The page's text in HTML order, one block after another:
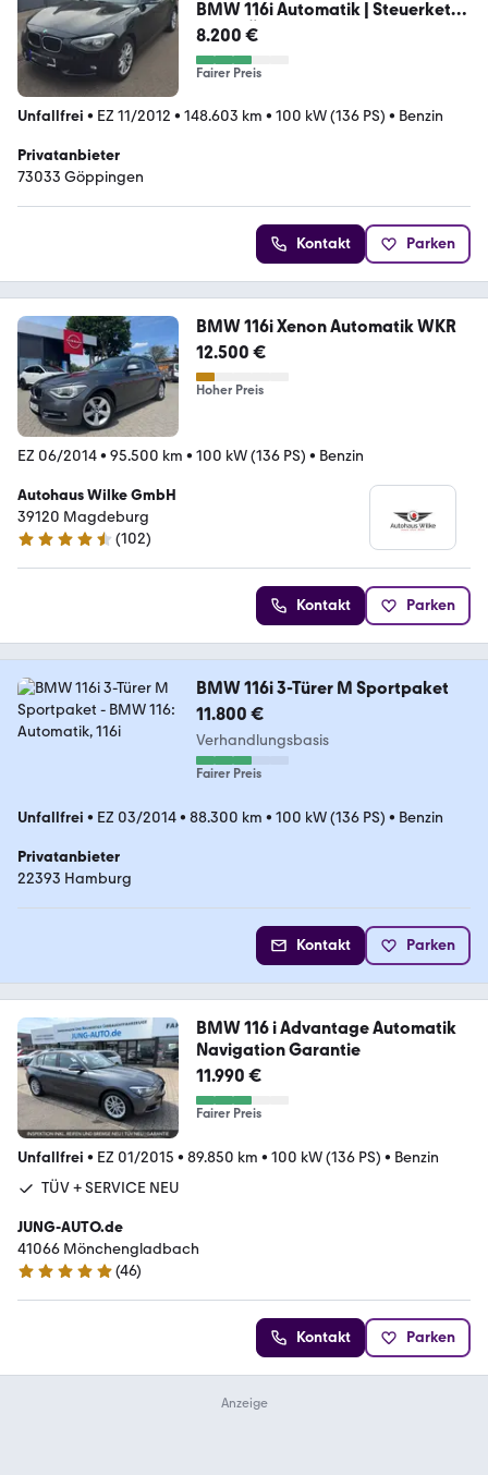
BMW 116i Automatik | Steuerkette
neu | TÜV
8.200 €
Fairer Preis
Unfallfrei • EZ 11/2012 • 148.603 km • 100 kW (136 PS) • Benzin
Privatanbieter
73033 Göppingen
Kontakt Parken
BMW 116i Xenon Automatik WKR
12.500 €
Hoher Preis
EZ 06/2014• 95.500 km • 100 kW (136 PS) • Benzin
Autohaus Wilke GmbH
39120 Magdeburg
4.5 Sterne
(102)
Kontakt Parken
BMW 116i 3-Türer M Sportpaket
11.800 €
Verhandlungsbasis
Fairer Preis
Unfallfrei • EZ 03/2014• 88.300 km • 100 kW (136 PS) • Benzin
Privatanbieter
22393 Hamburg
Kontakt Parken
BMW 116 i Advantage Automatik
Navigation Garantie
11.990 €
Fairer Preis
Unfallfrei • EZ 01/2015 • 89.850 km • 100 kW (136 PS) • Benzin
TÜV + SERVICE NEU
JUNG-AUTO.de
41066 Mönchengladbach
4.9 Sterne
(46)
Kontakt Parken